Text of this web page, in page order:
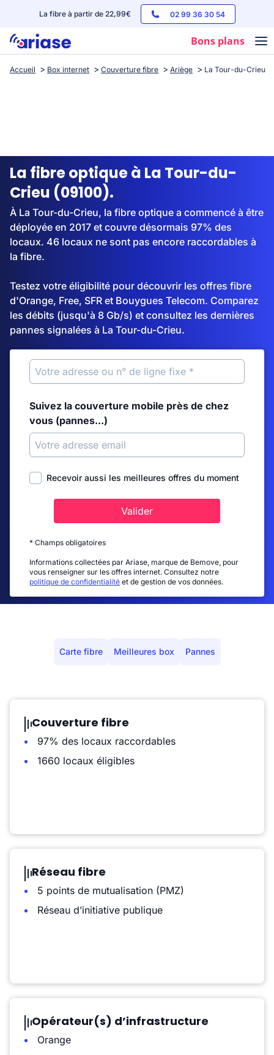
La fibre à partir de 22,99€ 02 99 36 30 54
Bons plans
Box internet
Streaming
Accueil Box internet Couverture fibre Ariège La Tour-du-Crieu
La fibre optique à La Tour-du-
Crieu (09100).
À La Tour-du-Crieu, la fibre optique a commencé à être
déployée en 2017 et couvre désormais 97% des
locaux. 46 locaux ne sont pas encore raccordables à
la fibre.
Testez votre éligibilité pour découvrir les offres fibre
d'Orange, Free, SFR et Bouygues Telecom. Comparez
les débits (jusqu'à 8 Gb/s) et consultez les dernières
pannes signalées à La Tour-du-Crieu.
Suivez la couverture mobile près de chez
vous (pannes...)
Recevoir aussi les meilleures offres du moment
Valider
* Champs obligatoires
Informations collectées par Ariase, marque de Bemove, pour
vous renseigner sur les offres internet. Consultez notre
politique de confidentialité et de gestion de vos données.
Carte fibre Meilleures box Pannes
Couverture fibre
97% des locaux raccordables
1660 locaux éligibles
Réseau fibre
5 points de mutualisation (PMZ)
Réseau d’initiative publique
Opérateur(s) d’infrastructure
Orange